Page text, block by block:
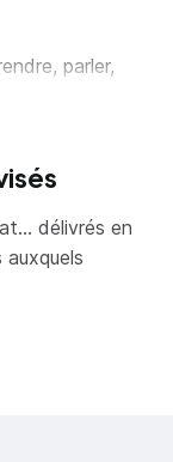
parler,
et des
élèves et
délivrés en